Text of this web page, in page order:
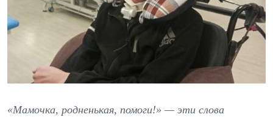
«Мамочка, родненькая, помоги!» — эти слова